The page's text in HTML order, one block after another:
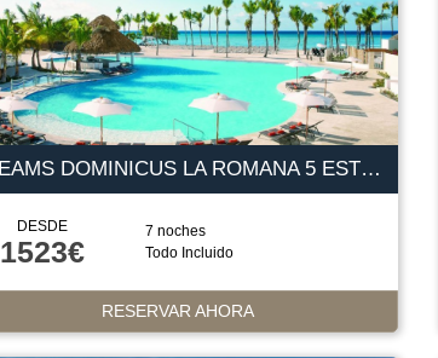
DREAMS DOMINICUS LA ROMANA 5 ESTRELLAS
DESDE
1523€
7 noches
Todo Incluido
RESERVAR AHORA